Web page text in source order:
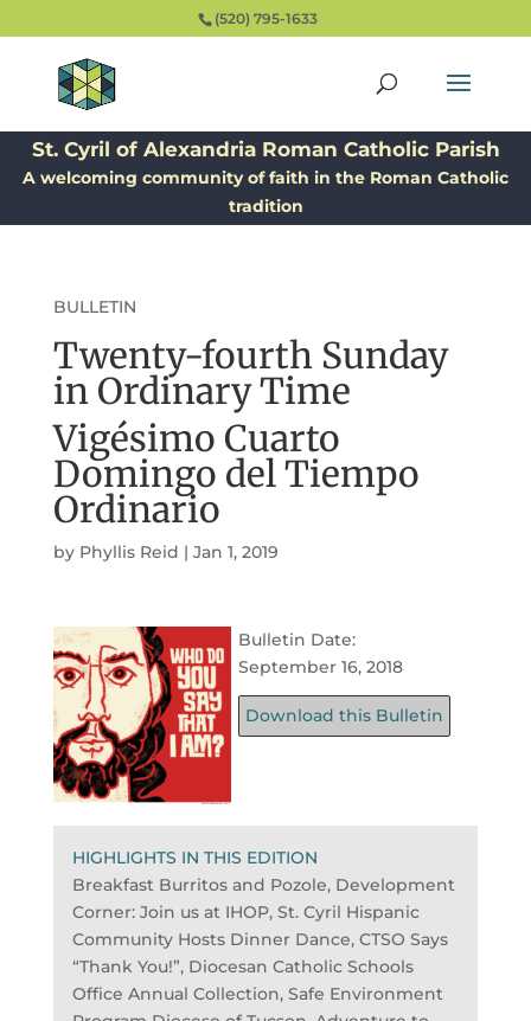
(520) 795-1633
St. Cyril of Alexandria Roman Catholic Parish
A welcoming community of faith in the Roman Catholic
tradition
BULLETIN
Twenty-fourth Sunday
in Ordinary Time
Vigésimo Cuarto
Domingo del Tiempo
Ordinario
by Phyllis Reid | Jan 1, 2019
Bulletin Date:
September 16, 2018
Download this Bulletin
HIGHLIGHTS IN THIS EDITION
Breakfast Burritos and Pozole, Development
Corner: Join us at IHOP, St. Cyril Hispanic
Community Hosts Dinner Dance, CTSO Says
“Thank You!”, Diocesan Catholic Schools
Office Annual Collection, Safe Environment